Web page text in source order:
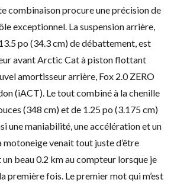
combinaison procure une précision de
exceptionnel. La suspension arrière,
po (34.3 cm) de débattement, est
avant Arctic Cat à piston flottant
amortisseur arrière, Fox 2.0 ZERO
(iACT). Le tout combiné à la chenille
(348 cm) et de 1.25 po (3.175 cm)
une maniabilité, une accélération et un
motoneige venait tout juste d’être
beau 0.2 km au compteur lorsque je
première fois. Le premier mot qui m’est